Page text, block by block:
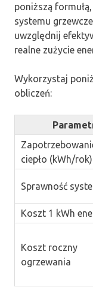
poniższą
systemu
uwzględnij
realne zużycie
Wykorzystaj
obliczeń:
ciepło (kWh/rok)
Sprawność
Koszt 1 kWh
Koszt roczny
ogrzewania